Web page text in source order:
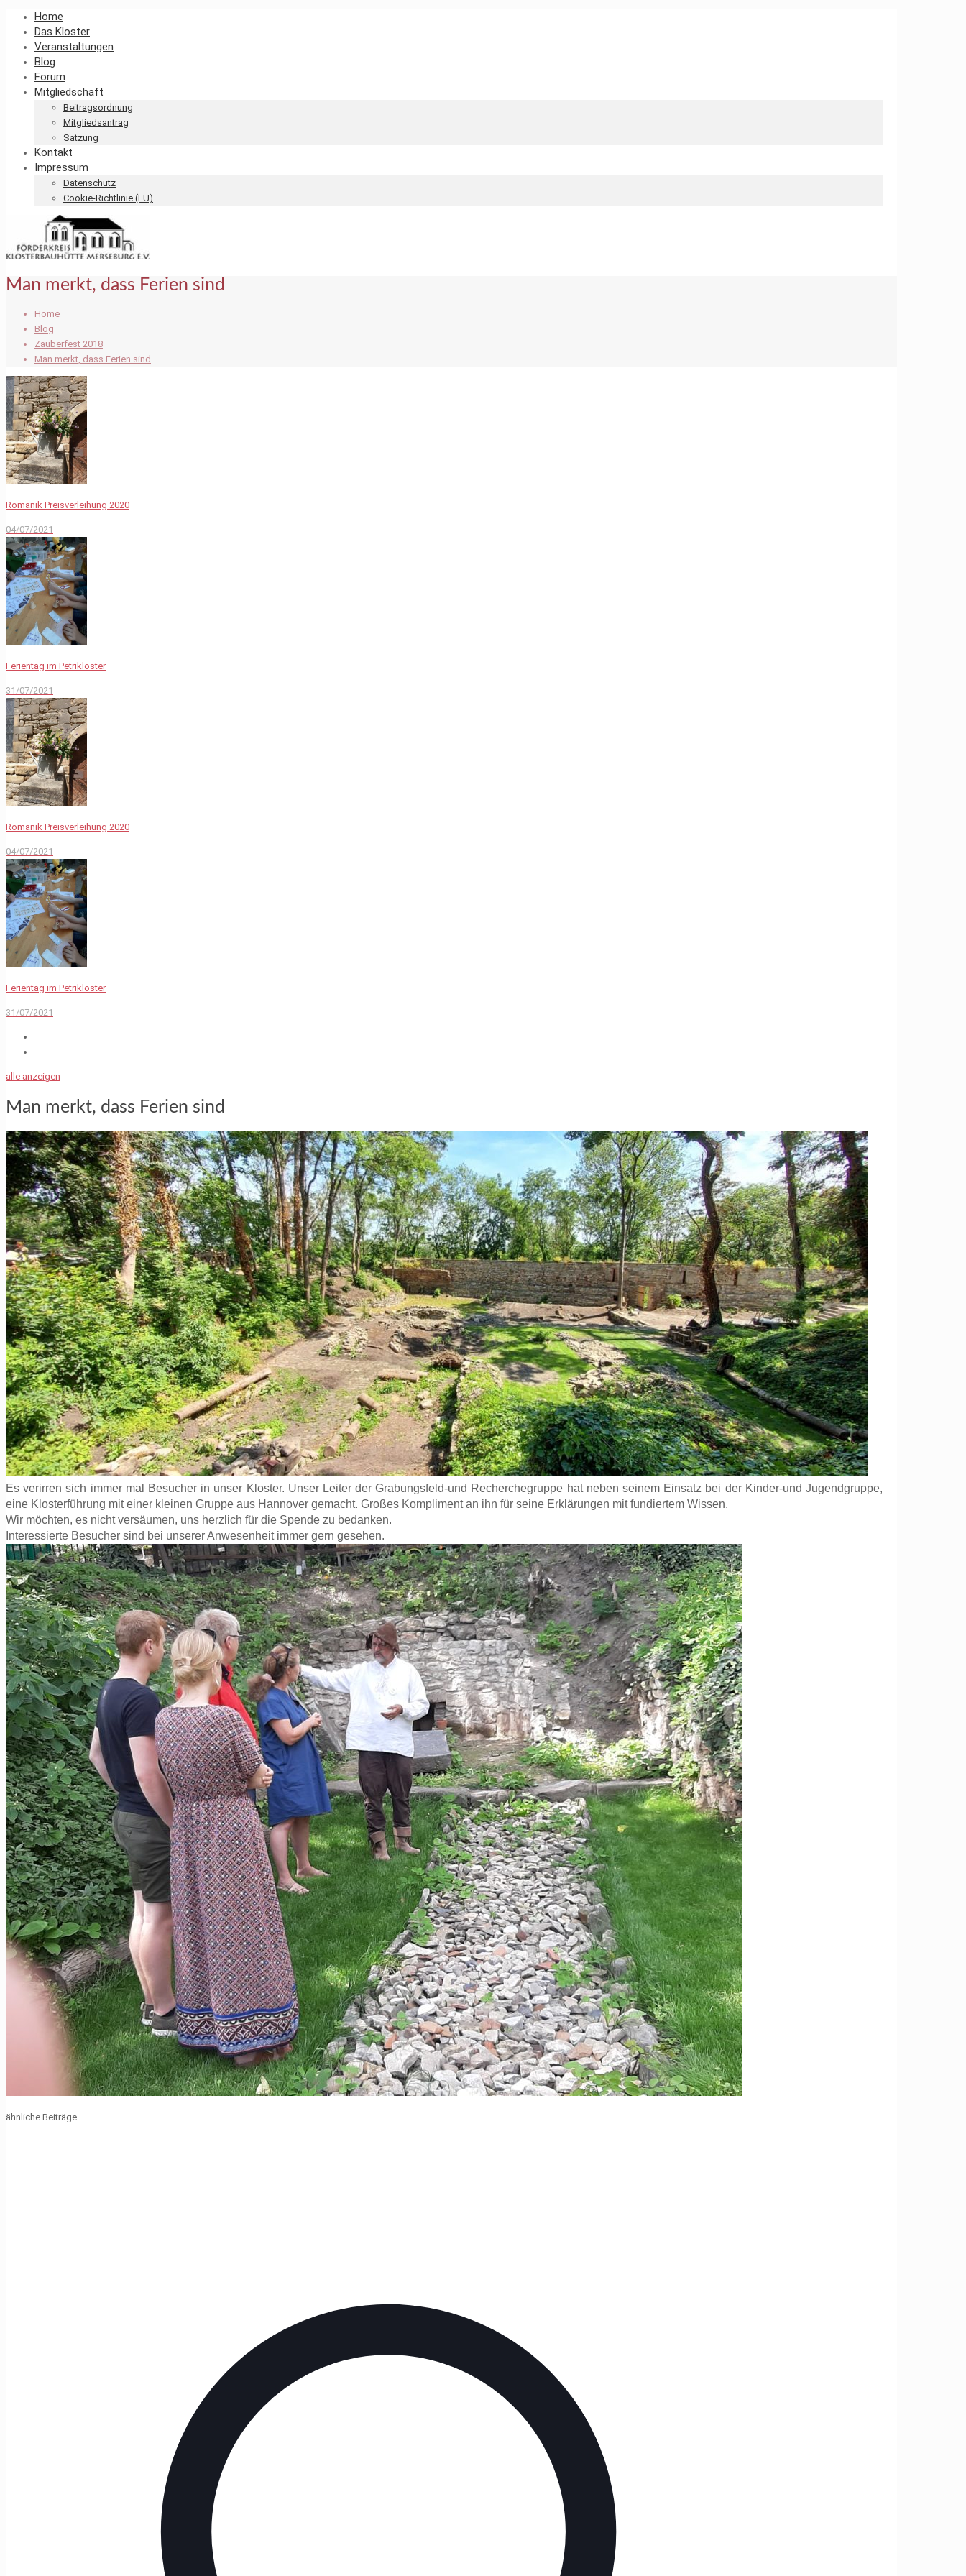
Home
Das Kloster
Veranstaltungen
Blog
Forum
Mitgliedschaft
Beitragsordnung
Mitgliedsantrag
Satzung
Kontakt
Impressum
Datenschutz
Cookie-Richtlinie (EU)
Man merkt, dass Ferien sind
Home
Blog
Zauberfest 2018
Man merkt, dass Ferien sind
Romanik Preisverleihung 2020
04/07/2021
Ferientag im Petrikloster
31/07/2021
Romanik Preisverleihung 2020
04/07/2021
Ferientag im Petrikloster
31/07/2021
alle anzeigen
Man merkt, dass Ferien sind
Es verirren sich immer mal Besucher in unser Kloster. Unser Leiter der Grabungsfeld-und Recherchegruppe hat neben seinem Einsatz bei der Kinder-und Jugendgruppe,
eine Klosterführung mit einer kleinen Gruppe aus Hannover gemacht. Großes Kompliment an ihn für seine Erklärungen mit fundiertem Wissen.
Wir möchten, es nicht versäumen, uns herzlich für die Spende zu bedanken.
Interessierte Besucher sind bei unserer Anwesenheit immer gern gesehen.
ähnliche Beiträge